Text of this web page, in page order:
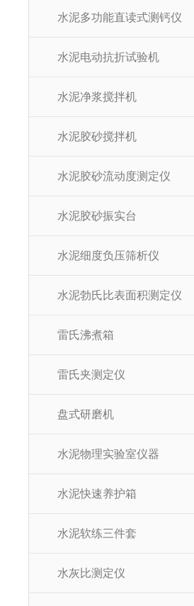
水泥多功能直读式测钙仪
水泥电动抗折试验机
水泥净浆搅拌机
水泥胶砂搅拌机
水泥胶砂流动度测定仪
水泥胶砂振实台
水泥细度负压筛析仪
水泥勃氏比表面积测定仪
雷氏沸煮箱
雷氏夹测定仪
盘式研磨机
水泥物理实验室仪器
水泥快速养护箱
水泥软练三件套
水灰比测定仪